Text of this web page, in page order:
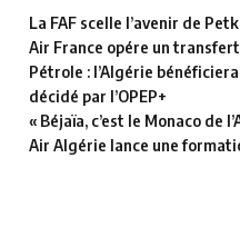
La FAF scelle l’avenir de
Air France opére un
Pétrole : l’Algérie
décidé par l’OPEP+
« Béjaïa, c’est le Monaco de
Air Algérie lance une